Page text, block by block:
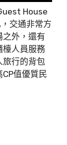
House
交通非常方
之外，還有
檯人員服務
旅行的背包
值優質民